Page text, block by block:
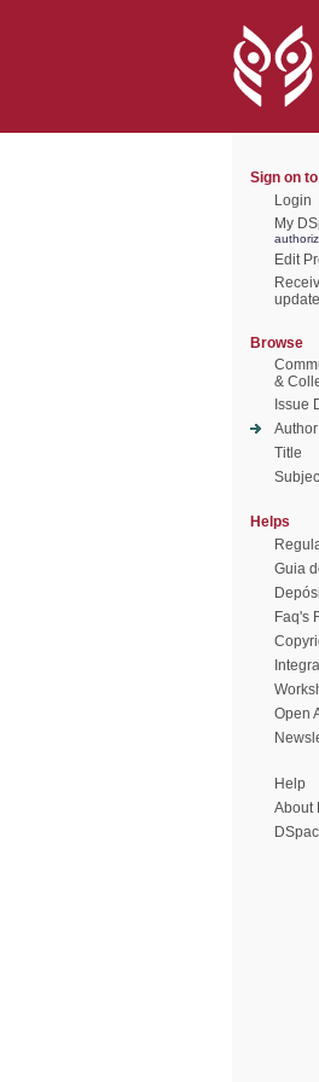
Sign on
Login
My
Edit
Browse
&
Issue
Author
Title
Helps
Guia
Faq's
Open
Help
About